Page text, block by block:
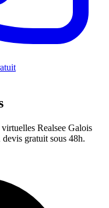
Realsee Galois
gratuit sous 48h.